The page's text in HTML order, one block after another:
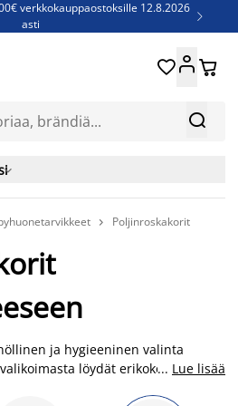
verkkokauppaostoksille 12.8.2026
asti

- Säästä jopa 60% 
 

 Poljinroskakorit
ja hygieeninen valinta
löydät erikokoiset
... Lue lisää